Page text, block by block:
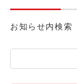
お知らせ内検索